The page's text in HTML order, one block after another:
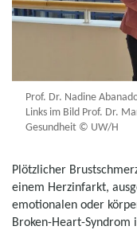
Prof. Dr. Nadine
Links im Bild Prof. Dr.
Gesundheit © UW/H
Plötzlicher
einem Herzinfarkt,
emotionalen oder
Broken-Heart-Syndrom